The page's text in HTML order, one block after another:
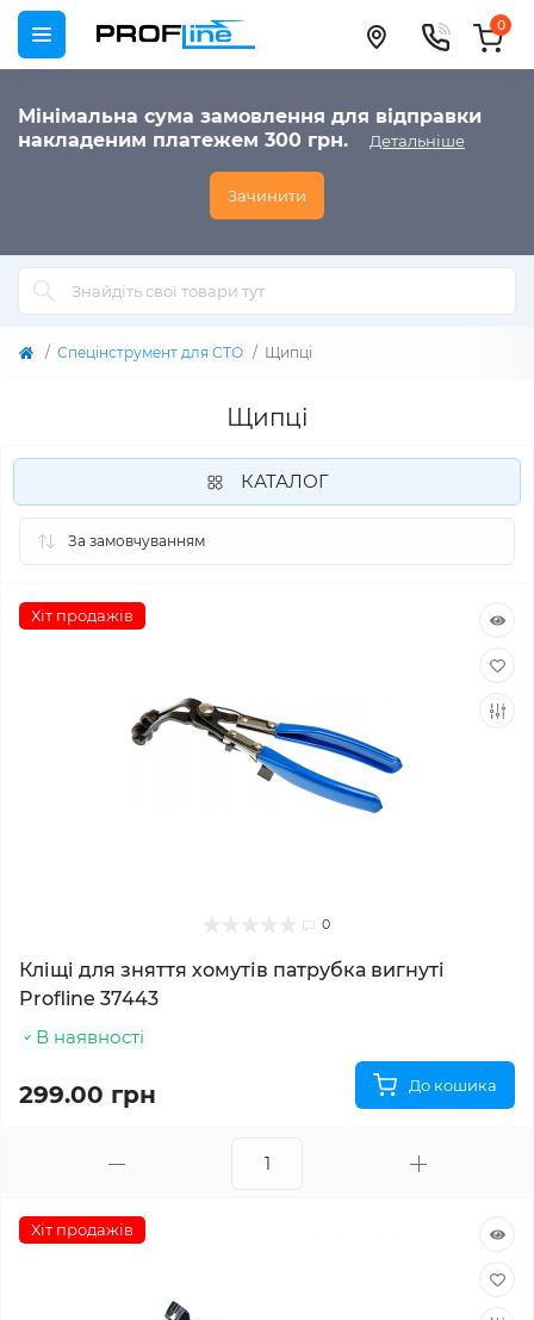
Мінімальна сума замовлення для відправки
накладеним платежем 300 грн.
Детальніше
Зачинити
0
Спецінструмент для СТО Щипці
Щипці
КАТАЛОГ
Хіт продажів
0
Кліщі для зняття хомутів патрубка вигнуті
Profline 37443
В наявності
299.00 грн До кошика
Хіт продажів